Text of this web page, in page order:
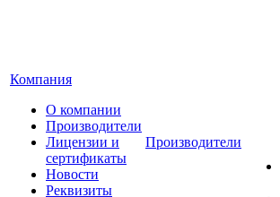
Компания
О компании
Производители
Лицензии и
сертификаты
Новости
Реквизиты
Производители